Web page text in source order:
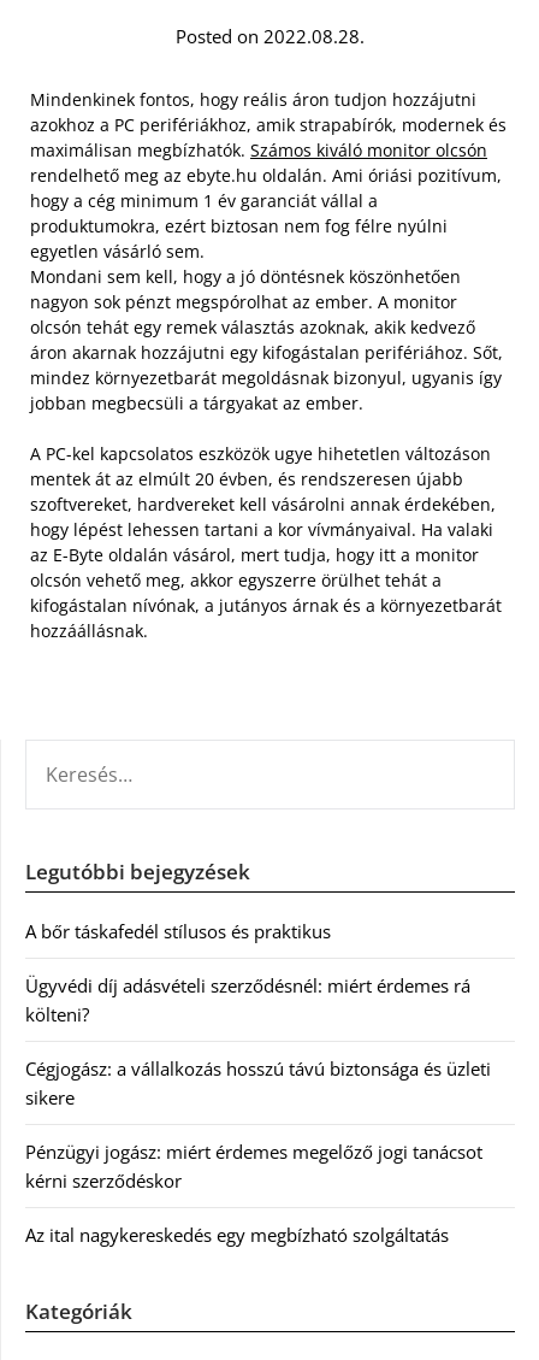
Posted on 2022.08.28.
Mindenkinek fontos, hogy reális áron tudjon hozzájutni
azokhoz a PC perifériákhoz, amik strapabírók, modernek és
maximálisan megbízhatók. Számos kiváló monitor olcsón
rendelhető meg az ebyte.hu oldalán. Ami óriási pozitívum,
hogy a cég minimum 1 év garanciát vállal a
produktumokra, ezért biztosan nem fog félre nyúlni
egyetlen vásárló sem.
Mondani sem kell, hogy a jó döntésnek köszönhetően
nagyon sok pénzt megspórolhat az ember. A monitor
olcsón tehát egy remek választás azoknak, akik kedvező
áron akarnak hozzájutni egy kifogástalan perifériához. Sőt,
mindez környezetbarát megoldásnak bizonyul, ugyanis így
jobban megbecsüli a tárgyakat az ember.
A PC-kel kapcsolatos eszközök ugye hihetetlen változáson
mentek át az elmúlt 20 évben, és rendszeresen újabb
szoftvereket, hardvereket kell vásárolni annak érdekében,
hogy lépést lehessen tartani a kor vívmányaival. Ha valaki
az E-Byte oldalán vásárol, mert tudja, hogy itt a monitor
olcsón vehető meg, akkor egyszerre örülhet tehát a
kifogástalan nívónak, a jutányos árnak és a környezetbarát
hozzáállásnak.
Legutóbbi bejegyzések
A bőr táskafedél stílusos és praktikus
Ügyvédi díj adásvételi szerződésnél: miért érdemes rá
költeni?
Cégjogász: a vállalkozás hosszú távú biztonsága és üzleti
sikere
Pénzügyi jogász: miért érdemes megelőző jogi tanácsot
kérni szerződéskor
Az ital nagykereskedés egy megbízható szolgáltatás
Kategóriák